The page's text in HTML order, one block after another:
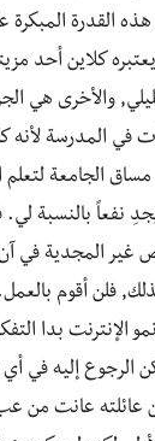
القدرة المبكرة
كلاين أحد
والأخرى هي
في المدرسة لأنه
الجامعة لتعلم
نفعاً بالنسبة
المجدية في
فلن أقوم
الإنترنت بدا
الرجوع إليه في
عائلته عانت من